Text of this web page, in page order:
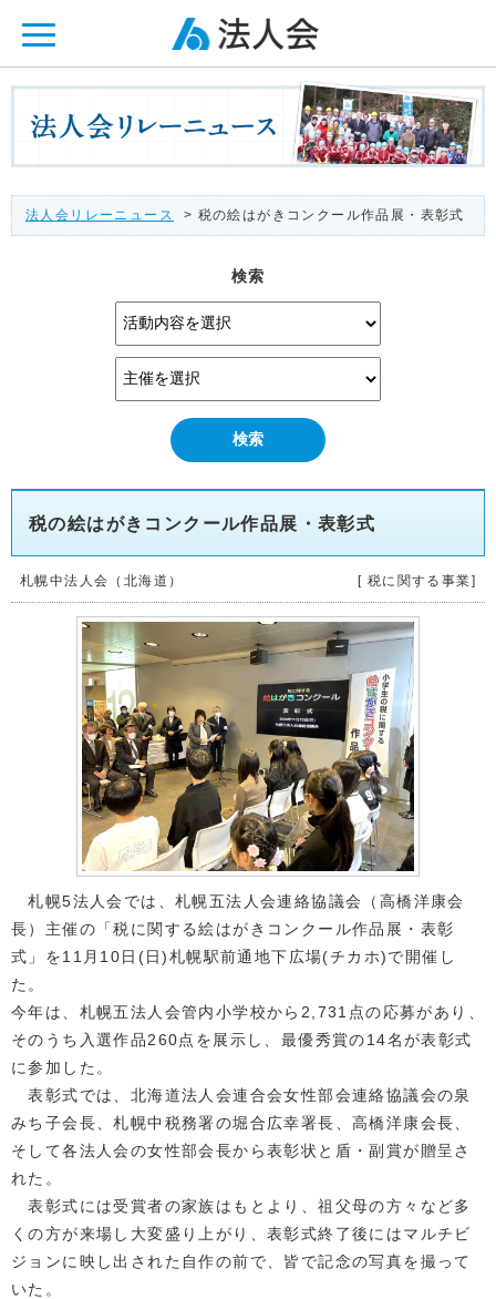
法人会リレーニュース > 税の絵はがきコンクール作品展・表彰式
検索
税の絵はがきコンクール作品展・表彰式
札幌中法人会（北海道） [ 税に関する事業]
札幌5法人会では、札幌五法人会連絡協議会（高橋洋康会
長）主催の「税に関する絵はがきコンクール作品展・表彰
式」を11月10日(日)札幌駅前通地下広場(チカホ)で開催し
た。
今年は、札幌五法人会管内小学校から2,731点の応募があり、
そのうち入選作品260点を展示し、最優秀賞の14名が表彰式
に参加した。
表彰式では、北海道法人会連合会女性部会連絡協議会の泉
みち子会長、札幌中税務署の堀合広幸署長、高橋洋康会長、
そして各法人会の女性部会長から表彰状と盾・副賞が贈呈さ
れた。
表彰式には受賞者の家族はもとより、祖父母の方々など多
くの方が来場し大変盛り上がり、表彰式終了後にはマルチビ
ジョンに映し出された自作の前で、皆で記念の写真を撮って
いた。